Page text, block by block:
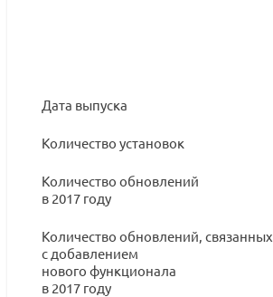
Дата выпуска
Количество установок
Количество обновлений
в 2017 году
Количество обновлений, связанных
с добавлением
нового функционала
в 2017 году